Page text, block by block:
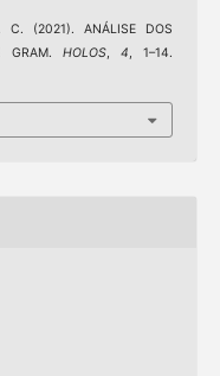
(2021). ANÁLISE DOS
GRAM. HOLOS, 4, 1–14.